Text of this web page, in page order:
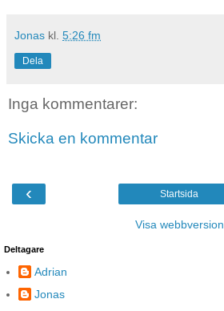
Jonas kl. 5:26 fm
Dela
Inga kommentarer:
Skicka en kommentar
‹ Startsida
Visa webbversion
Deltagare
Adrian
Jonas